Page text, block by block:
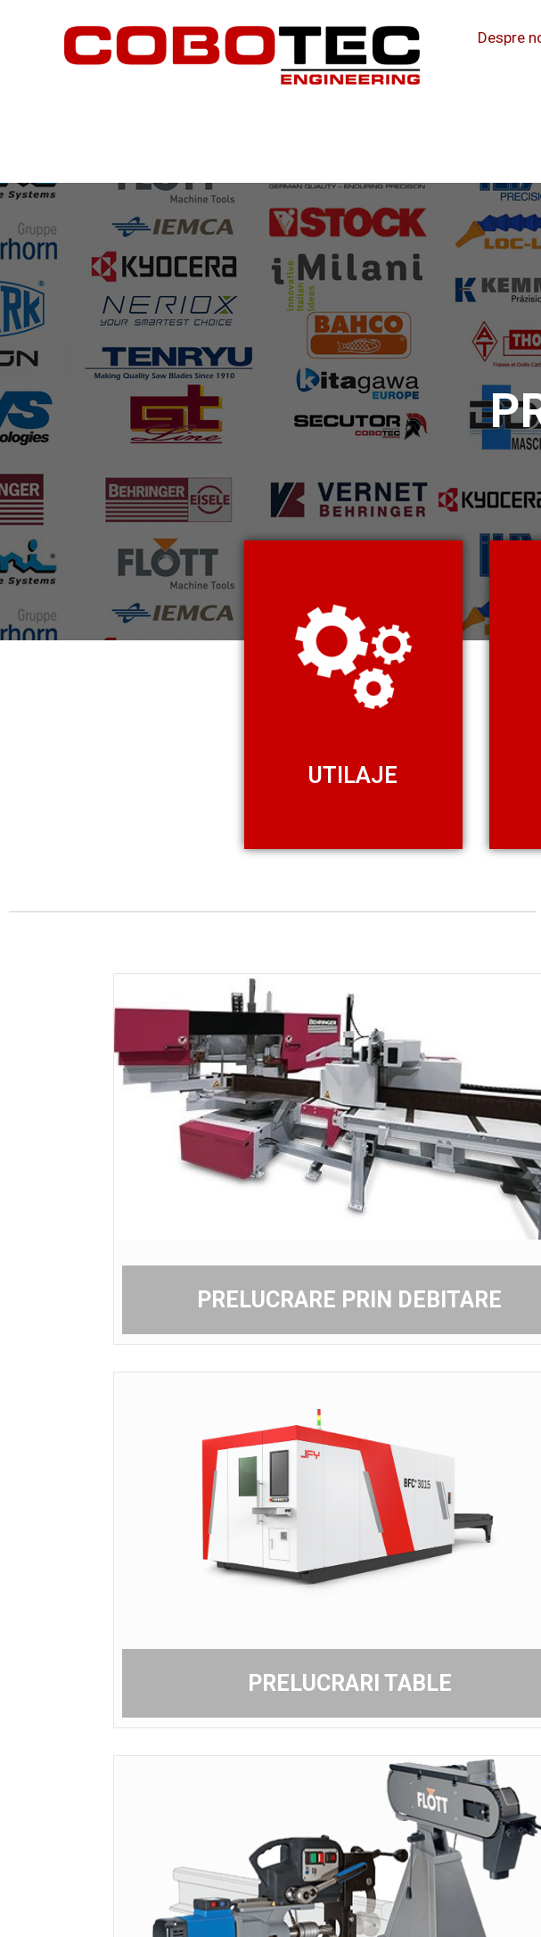
Despre
UTILAJE
PRELUCRARE PRIN DEBITARE
PRELUCRARI TABLE